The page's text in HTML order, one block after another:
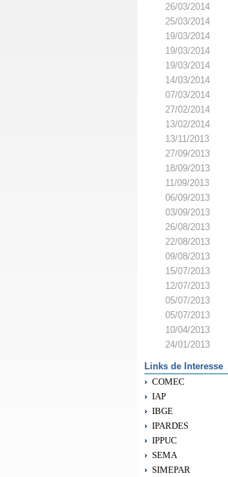
26/03/2014
25/03/2014
19/03/2014
19/03/2014
19/03/2014
14/03/2014
07/03/2014
27/02/2014
13/02/2014
13/11/2013
27/09/2013
18/09/2013
11/09/2013
06/09/2013
03/09/2013
26/08/2013
22/08/2013
09/08/2013
15/07/2013
12/07/2013
05/07/2013
05/07/2013
10/04/2013
24/01/2013
Links de Interesse
COMEC
IAP
IBGE
IPARDES
IPPUC
SEMA
SIMEPAR